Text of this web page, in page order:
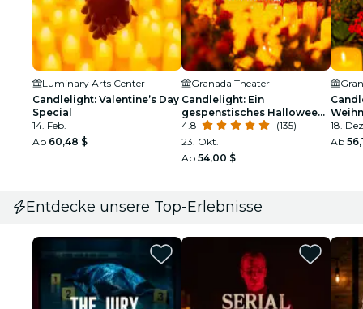
Luminary Arts Center
Candlelight: Valentine’s Day
Special
14. Feb.
Ab 60,48 $
Granada Theater
Candlelight: Ein
gespenstisches Halloween-
Erlebnis
4.8
(135)
23. Okt.
Ab 54,00 $
18.
Ab
Entdecke unsere Top-Erlebnisse